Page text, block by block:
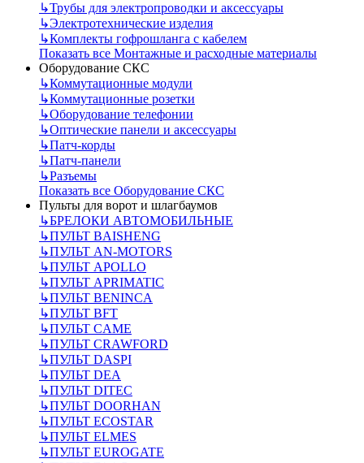
↳Трубы для электропроводки и аксессуары
↳Электротехнические изделия
↳Комплекты гофрошланга с кабелем
Показать все Монтажные и расходные материалы
Оборудование СКС
↳Коммутационные модули
↳Коммутационные розетки
↳Оборудование телефонии
↳Оптические панели и аксессуары
↳Патч-корды
↳Патч-панели
↳Разъемы
Показать все Оборудование СКС
Пульты для ворот и шлагбаумов
↳БРЕЛОКИ АВТОМОБИЛЬНЫЕ
↳ПУЛЬТ BAISHENG
↳ПУЛЬТ AN-MOTORS
↳ПУЛЬТ APOLLO
↳ПУЛЬТ APRIMATIC
↳ПУЛЬТ BENINCA
↳ПУЛЬТ BFT
↳ПУЛЬТ CAME
↳ПУЛЬТ CRAWFORD
↳ПУЛЬТ DASPI
↳ПУЛЬТ DEA
↳ПУЛЬТ DITEC
↳ПУЛЬТ DOORHAN
↳ПУЛЬТ ECOSTAR
↳ПУЛЬТ ELMES
↳ПУЛЬТ EUROGATE